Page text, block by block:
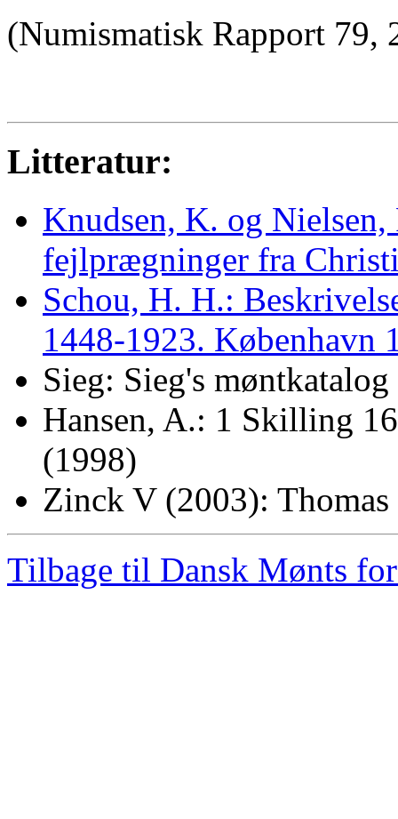
(Numismatisk Rapport 79,
Litteratur:
Knudsen, K. og
fejlprægninger fra
Schou, H. H.:
1448-1923. København
Sieg: Sieg's
Hansen, A.: 1 Skilling
(1998)
Zinck V (2003):
Tilbage til Dansk Mønts